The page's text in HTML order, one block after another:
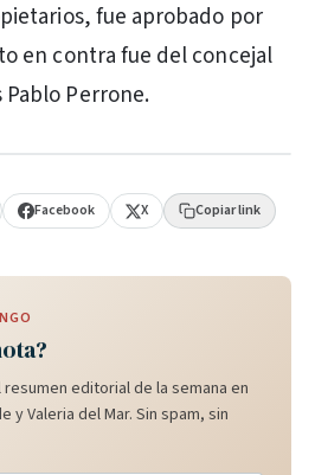
fue aprobado por
en contra fue del concejal
Perrone.
Facebook X Copiar link
editorial de la semana en
y Valeria del Mar. Sin spam, sin